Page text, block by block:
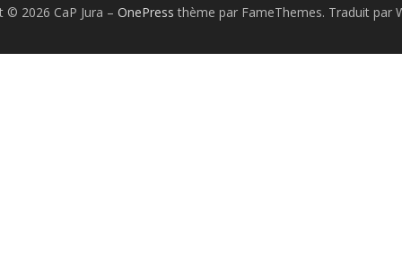
© 2026 CaP Jura – OnePress thème par FameThemes. Traduit par